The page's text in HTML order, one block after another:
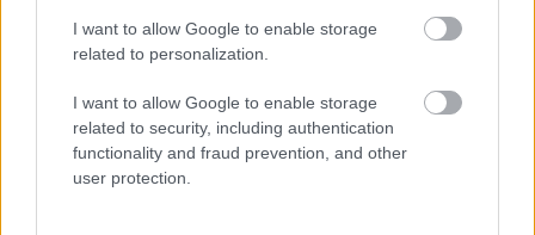
I want to allow Google to enable storage
related to personalization.
I want to allow Google to enable storage
related to security, including authentication
functionality and fraud prevention, and other
user protection.
feltérképezzük a különböző életterületeket a
konkrétumokra és a jövőre fókuszálva.
Segíti a reális rövid- és hosszútávú célok
megfogalmazását a feltárt kompetenciák alapján.
Az utolsó napon néhány résztvevőnek átadhattuk a